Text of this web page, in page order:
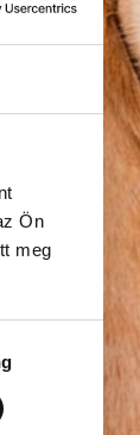
Ön
meg